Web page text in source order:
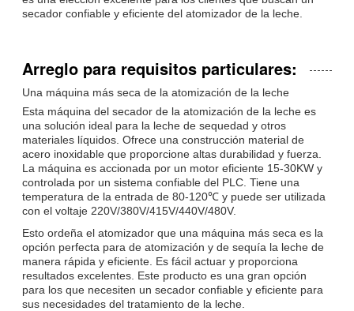
secador confiable y eficiente del atomizador de la leche.
Arreglo para requisitos particulares:
Una máquina más seca de la atomización de la leche
Esta máquina del secador de la atomización de la leche es
una solución ideal para la leche de sequedad y otros
materiales líquidos. Ofrece una construcción material de
acero inoxidable que proporcione altas durabilidad y fuerza.
La máquina es accionada por un motor eficiente 15-30KW y
controlada por un sistema confiable del PLC. Tiene una
temperatura de la entrada de 80-120℃ y puede ser utilizada
con el voltaje 220V/380V/415V/440V/480V.
Esto ordeña el atomizador que una máquina más seca es la
opción perfecta para de atomización y de sequía la leche de
manera rápida y eficiente. Es fácil actuar y proporciona
resultados excelentes. Este producto es una gran opción
para los que necesiten un secador confiable y eficiente para
sus necesidades del tratamiento de la leche.